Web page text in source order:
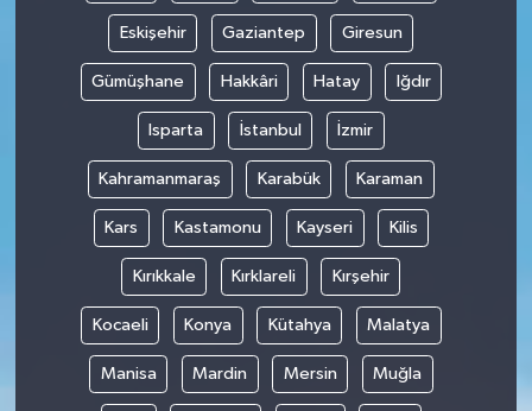
Eskişehir Gaziantep Giresun
Gümüşhane Hakkâri Hatay Iğdır
Isparta İstanbul İzmir
Kahramanmaraş Karabük Karaman
Kars Kastamonu Kayseri Kilis
Kırıkkale Kırklareli Kırşehir
Kocaeli Konya Kütahya Malatya
Manisa Mardin Mersin Muğla